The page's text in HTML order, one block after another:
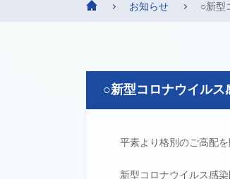
お知らせ ○新型
○新型コロナウイルス
平素より格別のご高配
新型コロナウイルス感